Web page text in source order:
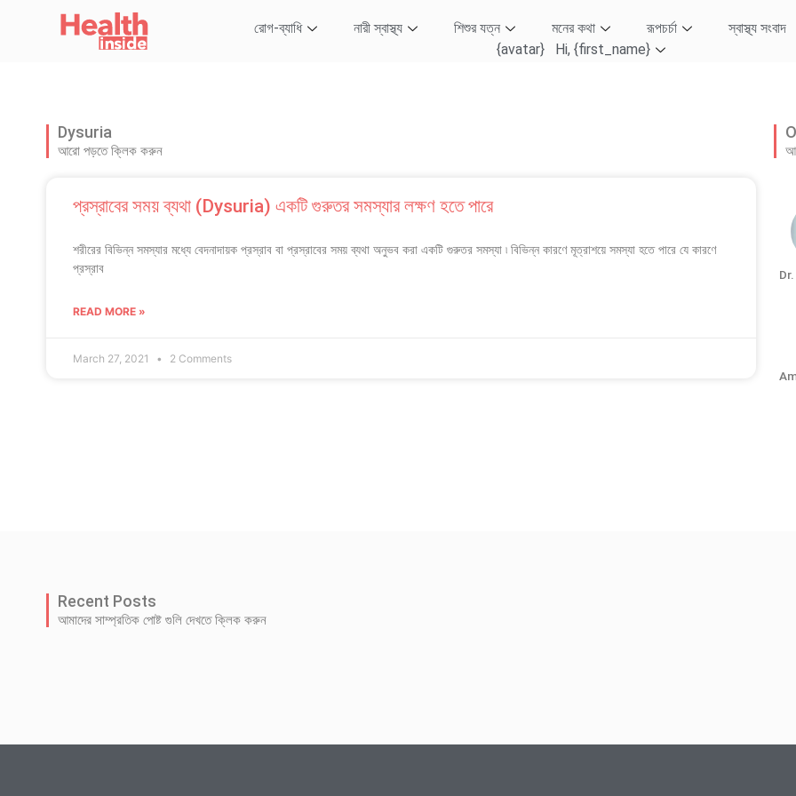
রোগ-ব্যাধি নারী স্বাস্থ্য শিশুর যত্ন মনের কথা রূপচর্চা স্বাস্থ্য সংবাদ
{avatar} Hi, {first_name}
Dysuria
আরো পড়তে ক্লিক করুন
প্রস্রাবের সময় ব্যথা (Dysuria) একটি গুরুতর সমস্যার লক্ষণ হতে পারে
শরীরের বিভিন্ন সমস্যার মধ্যে বেদনাদায়ক প্রস্রাব বা প্রস্রাবের সময় ব্যথা অনুভব করা একটি গুরুতর সমস্যা ৷ বিভিন্ন কারণে মূত্রাশয়ে সমস্যা হতে পারে যে কারণে
প্রস্রাব
READ MORE »
March 27, 2021 2 Comments
Recent Posts
আমাদের সাম্প্রতিক পোষ্ট গুলি দেখতে ক্লিক করুন